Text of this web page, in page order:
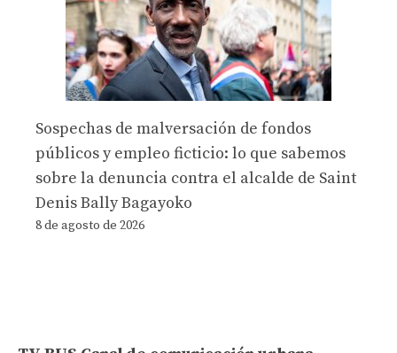
Sospechas de malversación de fondos
públicos y empleo ficticio: lo que sabemos
sobre la denuncia contra el alcalde de Saint
Denis Bally Bagayoko
8 de agosto de 2026